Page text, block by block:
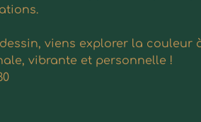
viens explorer la couleur
vibrante et personnelle !